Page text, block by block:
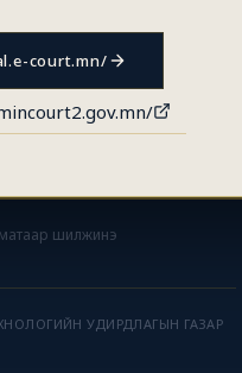
court.mn/
шилжинэ
УДИРДЛАГЫН ГАЗАР